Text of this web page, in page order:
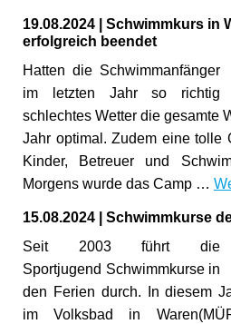
19.08.2024
Schwimmkurs in
erfolgreich beendet
Hatten die Schwimmanfänger
im letzten Jahr so richtig
schlechtes Wetter die gesamte
Jahr optimal. Zudem eine tolle
Kinder, Betreuer und
Morgens wurde das Camp …
15.08.2024
Schwimmkurse
Seit 2003 führt die
Sportjugend Schwimmkurse in
den Ferien durch. In diesem
im Volksbad in